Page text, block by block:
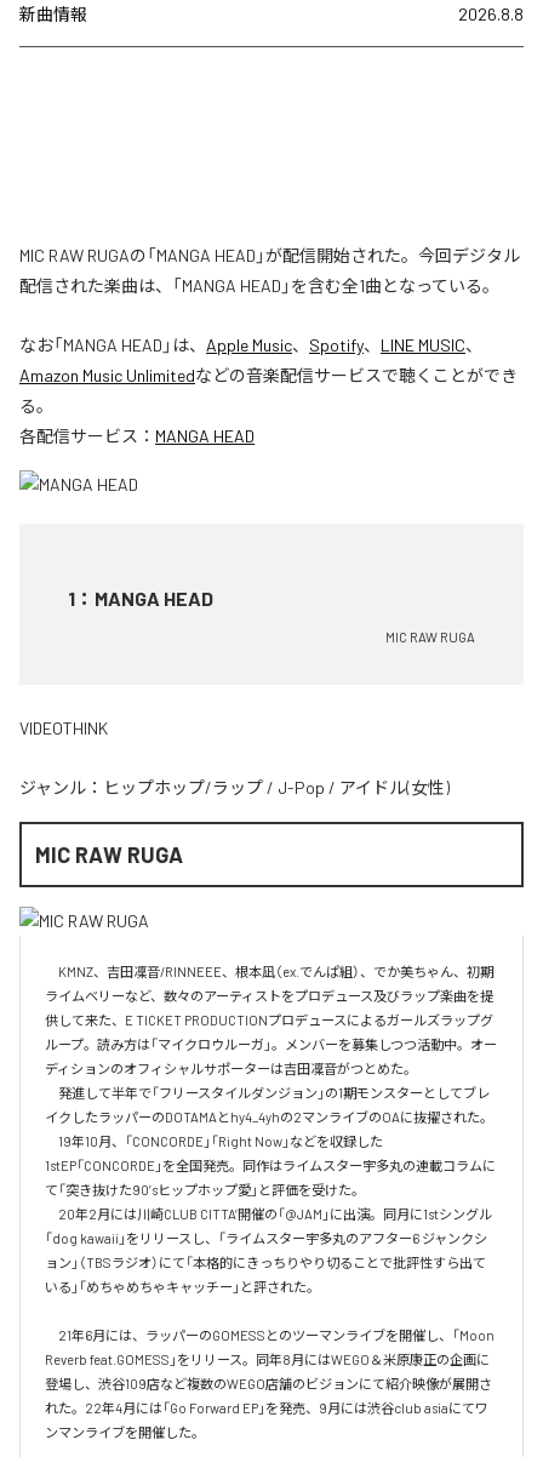
新曲情報 2026.8.8
MIC RAW RUGAの「MANGA HEAD」が配信開始された。今回デジタル
配信された楽曲は、「MANGA HEAD」を含む全1曲となっている。
なお「MANGA HEAD 」は、 Apple Music、 Spotify、 LINE MUSIC、
Amazon Music Unlimitedなどの音楽配信サービスで聴くことができ
る。
各配信サービス： MANGA HEAD
1 ： MANGA HEAD
MIC RAW RUGA
VIDEOTHINK
ジャンル： ヒップホップ/ラップ / J-Pop / アイドル(女性)
MIC RAW RUGA
KMNZ、吉田凜音/RINNEEE、根本凪（ex.でんぱ組）、でか美ちゃん、初期
ライムベリーなど、数々のアーティストをプロデュース及びラップ楽曲を提
供して来た、E TICKET PRODUCTIONプロデュースによるガールズラップグ
ループ。読み方は「マイクロウルーガ」。メンバーを募集しつつ活動中。オー
ディションのオフィシャルサポーターは吉田凜音がつとめた。
発進して半年で「フリースタイルダンジョン」の1期モンスターとしてブレ
イクしたラッパーのDOTAMAとhy4_4yhの2マンライブのOAに抜擢された。
19年10月、「CONCORDE」「Right Now」などを収録した
1stEP「CONCORDE」を全国発売。同作はライムスター宇多丸の連載コラムに
て「突き抜けた90’sヒップホップ愛」と評価を受けた。
20年2月には川崎CLUB CITTA’開催の「@JAM」に出演。同月に1stシングル
「dog kawaii」をリリースし、「ライムスター宇多丸のアフター6 ジャンクシ
ョン」（TBSラジオ）にて「本格的にきっちりやり切ることで批評性すら出て
いる」「めちゃめちゃキャッチー」と評された。
21年6月には、ラッパーのGOMESSとのツーマンライブを開催し、「Moon
Reverb feat.GOMESS」をリリース。同年8月にはWEGO＆米原康正の企画に
登場し、渋谷109店など複数のWEGO店舗のビジョンにて紹介映像が展開さ
れた。22年4月には「Go Forward EP」を発売、9月には渋谷club asiaにてワ
ンマンライブを開催した。